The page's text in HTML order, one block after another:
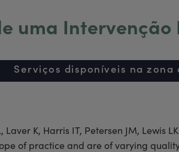
uma Intervenção
o início, para avaliar, tratar e
Laver K, Harris IT, Petersen JM,
of practice and are of varying
A Sofia Serviços
Serviços disponíveis na zona